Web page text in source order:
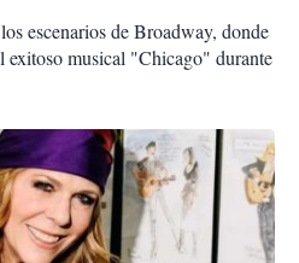
escenarios de Broadway, donde
exitoso musical "Chicago" durante